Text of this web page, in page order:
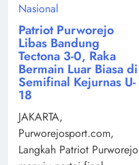
Nasional
Patriot Purworejo
Libas Bandung
Tectona 3-0, Raka
Bermain Luar Biasa di
Semifinal Kejurnas U-
18
JAKARTA,
Purworejosport.com,
Langkah Patriot Purworejo